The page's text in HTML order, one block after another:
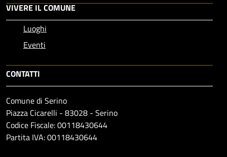
VIVERE IL COMUNE
Luoghi
Eventi
CONTATTI
Comune di Serino
Piazza Cicarelli - 83028 - Serino
Codice Fiscale: 00118430644
Partita IVA: 00118430644